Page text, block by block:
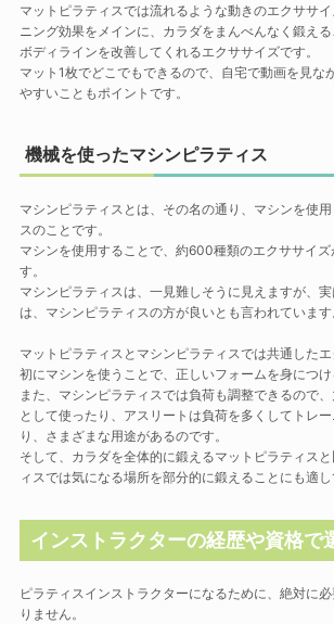
マットピラティスでは流れるような動きのエクササ
ニング効果をメインに、カラダをまんべんなく鍛え
ボディラインを改善してくれるエクササイズです。
マット1枚でどこでもできるので、自宅で動画を見な
やすいこともポイントです。
機械を使ったマシンピラティス
マシンピラティスとは、その名の通り、マシンを使
スのことです。
マシンを使用することで、約600種類のエクササイズ
す。
マシンピラティスは、一見難しそうに見えますが、
は、マシンピラティスの方が良いとも言われています
マットピラティスとマシンピラティスでは共通した
初にマシンを使うことで、正しいフォームを身につけ
また、マシンピラティスでは負荷も調整できるので
として使ったり、アスリートは負荷を多くしてトレ
り、さまざまな用途があるのです。
そして、カラダを全体的に鍛えるマットピラティス
ィスでは気になる場所を部分的に鍛えることにも適し
インストラクターの経歴や資格で
ピラティスインストラクターになるために、絶対に
りません。